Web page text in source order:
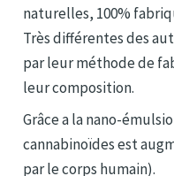
naturelles, 100%
Très différentes des
par leur méthode de
leur composition.
Grâce a la nano-
cannabinoïdes est
par le corps humain).